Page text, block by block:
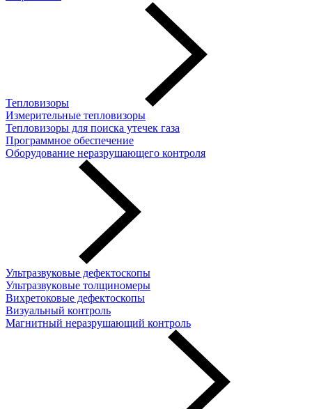
Тепловизоры
Измерительные тепловизоры
Тепловизоры для поиска утечек газа
Программное обеспечение
Оборудование неразрушающего контроля
Ультразвуковые дефектоскопы
Ультразвуковые толщиномеры
Вихретоковые дефектоскопы
Визуальный контроль
Магнитный неразрушающий контроль